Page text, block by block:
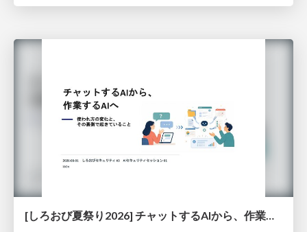
[しろおび夏祭り2026] チャットするAIから、作業するAIへ - 使われ方の変化と、その裏側で起きていること